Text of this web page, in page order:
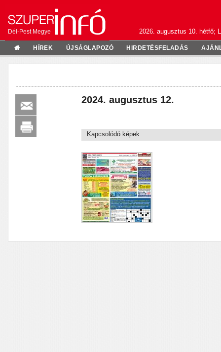
Dél-Pest Megye 2026. augusztus 10. hétfő;
HÍREK ÚJSÁGLAPOZÓ HIRDETÉSFELADÁS
2024. augusztus 12.
Kapcsolódó képek